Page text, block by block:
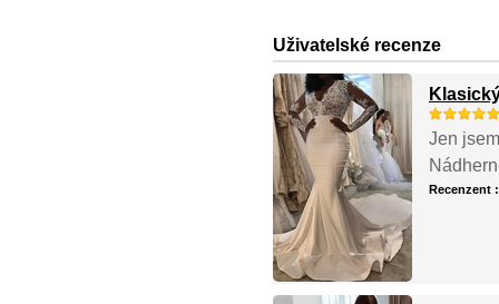
Uživatelské recenze
Jen
Recenzent